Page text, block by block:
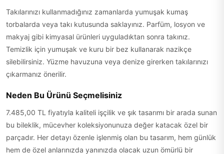
Takılarınızı kullanmadığınız zamanlarda yumuşak kumaş
torbalarda veya takı kutusunda saklayınız. Parfüm, losyon ve
makyaj gibi kimyasal ürünleri uyguladıktan sonra takınız.
Temizlik için yumuşak ve kuru bir bez kullanarak nazikçe
silebilirsiniz. Yüzme havuzuna veya denize girerken takılarınızı
çıkarmanız önerilir.
Neden Bu Ürünü Seçmelisiniz
7.485,00 TL fiyatıyla kaliteli işçilik ve şık tasarımı bir arada sunan
bu bileklik, mücevher koleksiyonunuza değer katacak özel bir
parçadır. Her detayı özenle işlenmiş olan bu tasarım, hem günlük
hem de özel anlarınızda yanınızda olacak uzun ömürlü bir